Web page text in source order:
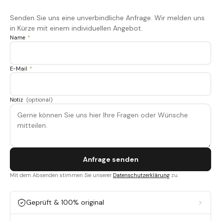
Senden Sie uns eine unverbindliche Anfrage. Wir melden uns
in Kürze mit einem individuellen Angebot.
Name *
E-Mail *
Notiz (optional)
Anfrage senden
Mit dem Absenden stimmen Sie unserer Datenschutzerklärung zu.
Geprüft & 100% original